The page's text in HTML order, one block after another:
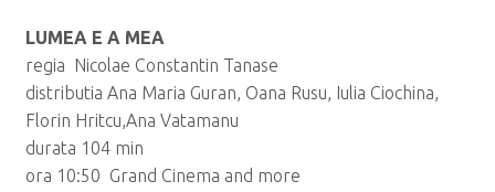
LUMEA E A MEA
regia Nicolae Constantin Tanase
distributia Ana Maria Guran, Oana Rusu, Iulia Ciochina,
Florin Hritcu,Ana Vatamanu
durata 104 min
ora 10:50 Grand Cinema and more